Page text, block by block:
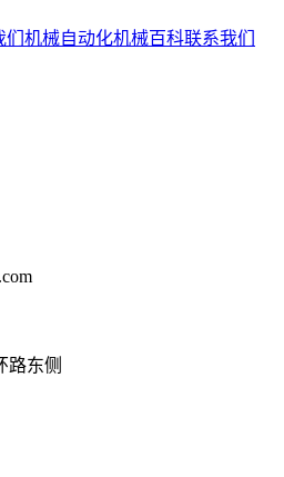
机械自动化机械百科联系我们
路东侧